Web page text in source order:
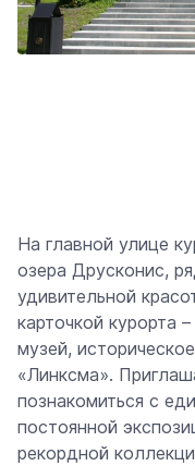
На главной улице
озера Друсконис,
удивительной
карточкой курорта
музей,
«Линксма».
познакомиться с
постоянной
рекордной